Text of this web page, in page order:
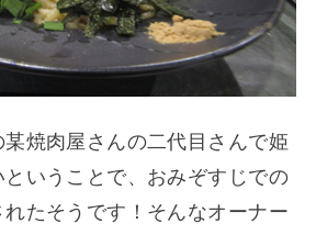
焼肉屋さんの二代目さんで姫
いうことで、おみぞすじでの
たそうです！そんなオーナー